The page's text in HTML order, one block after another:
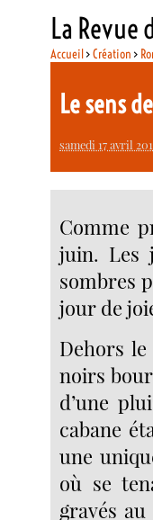
La Revue
Accueil>Création >
Le sens
samedi 17 avril
Comme
juin. Les
sombres
jour de
Dehors
noirs
d’une
cabane
une
où se
gravés